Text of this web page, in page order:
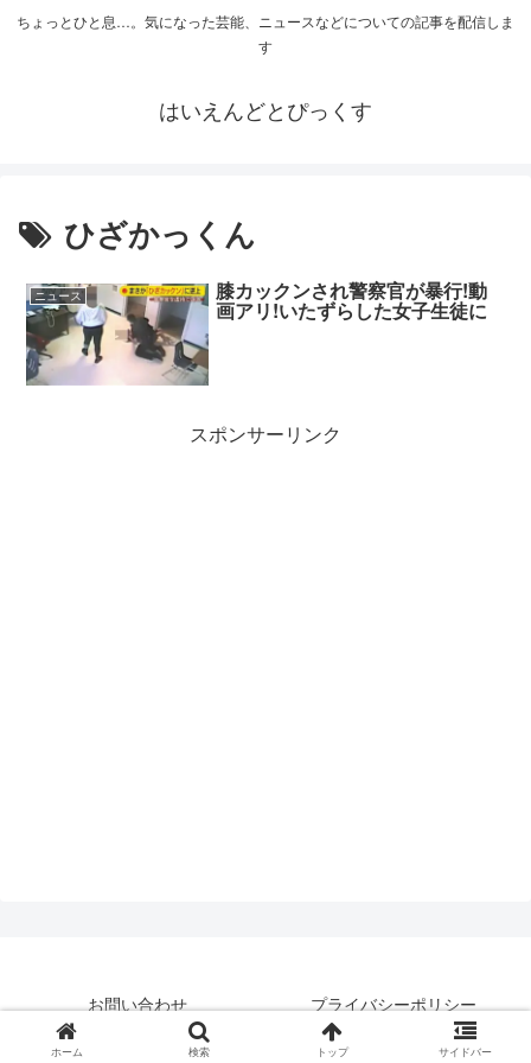
ちょっとひと息…。気になった芸能、ニュースなどについての記事を配信しま
す
はいえんどとぴっくす
ひざかっくん
ニュース 膝カックンされ警察官が暴行!動
画アリ!いたずらした女子生徒に
スポンサーリンク
お問い合わせ
プライバシーポリシー
© 2019 はいえんどとぴっくす.
ホーム 検索 トップ サイドバー